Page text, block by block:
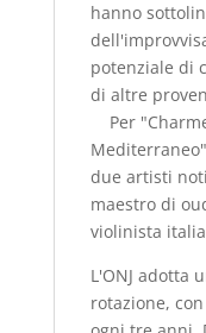
2002)
usato
quantità
hanno
potenziale di
di altre
Per
due artisti
maestro di
violinista
L'ONJ adotta
rotazione,